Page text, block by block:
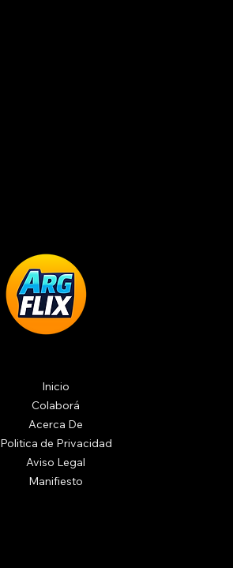
Inicio
Colaborá
Acerca De
Politica de Privacidad
Aviso Legal
Manifiesto